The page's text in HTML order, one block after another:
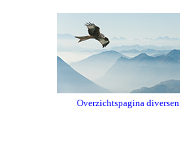
Overzichtspagina diversen